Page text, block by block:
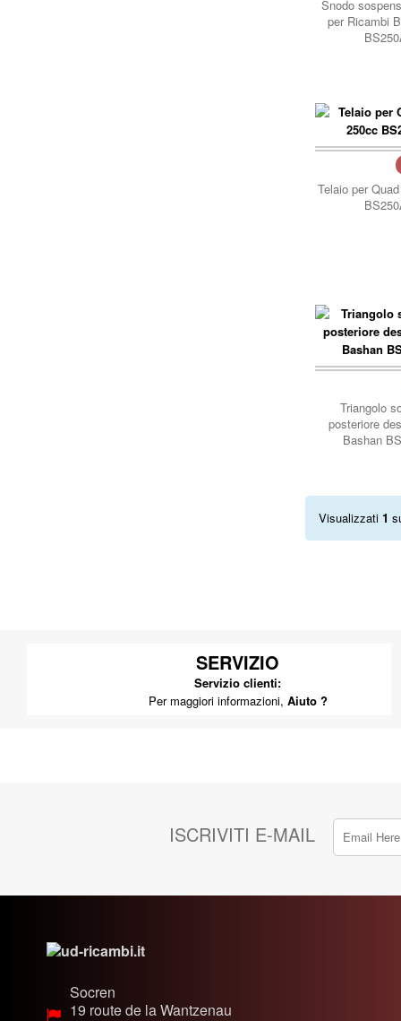
Snodo
per Ricambi
carrello..
Telaio per
Triangolo
posteriore
Bashan
Visualizzati 1
SERVIZIO
Servizio clienti:
Per maggiori informazioni, Aiuto ?
ISCRIVITI E-MAIL
Socren
19 route de la Wantzenau